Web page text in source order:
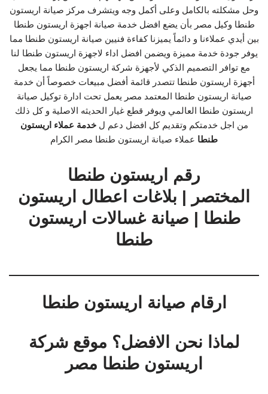
وحل مشكلته بالكامل وعلى أكمل وجه ويتشرف مركز صيانة اريستون
طنطا وكيل مصر بأن يضع افضل خدمة صيانة اجهزة اريستون طنطا
بين أيدي عملاءنا و دائماً يميزنا كفاءة فنيين صيانة اريستون طنطا مما
يوفر جودة خدمة مميزة ويضمن افضل اداء لاجهزة اريستون طنطا لنا
مع توافر التصميم الذكي لأجهزة شركة اريستون طنطا مما يجعل
أجهزة اريستون طنطا تتصدر قائمة أفضل مبيعات خصوصاً أن خدمة
صيانة اريستون طنطا المعتمد مصر يعمل تحت ادارة توكيل صيانة
اريستون طنطا العالمي ويوفر قطع غيار الحديثه الاصلية و كل ذلك
من اجل خدمتكم وتقديم كل افضل دعم لخدمة عملاء اريستون
طنطا عملاء صيانة اريستون طنطا مصر الكرام
رقم اريستون طنطا
المختصر | بلاغات اعطال اريستون
طنطا | صيانة غسالات اريستون
طنطا
ارقام صيانة اريستون طنطا
لماذا نحن الافضل؟ موقع شركة
اريستون طنطا مصر